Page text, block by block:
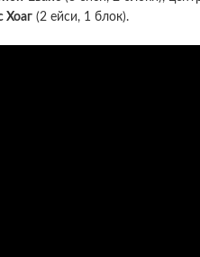
Хоаг (2 ейси, 1 блок).